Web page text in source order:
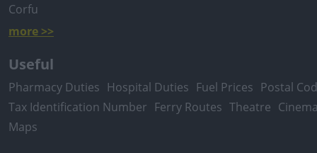
Corfu
more >>
Useful
Pharmacy Duties Hospital Duties Fuel Prices Postal
Tax Identification Number Ferry Routes Theatre
Maps